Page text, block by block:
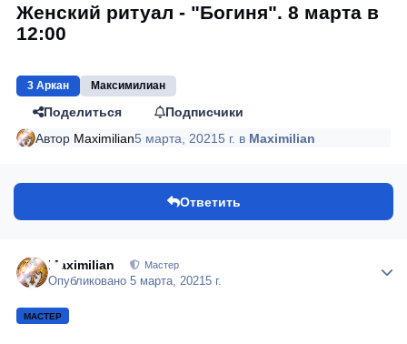
Женский ритуал - "Богиня". 8 марта в
12:00
3 Аркан Максимилиан
Поделиться
Подписчики
Автор Maximilian5 марта, 2021 5 г. в Maximilian
Ответить
Maximilian Мастер
Опубликовано5 марта, 20215 г.
МАСТЕР